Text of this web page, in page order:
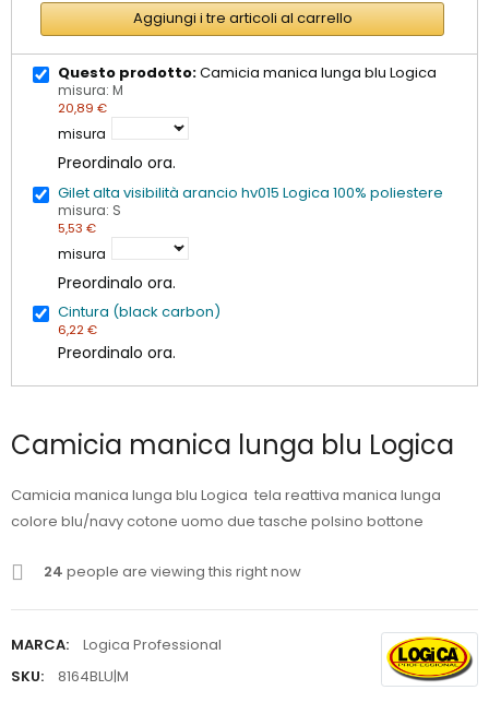
Aggiungi i tre articoli al carrello
Questo prodotto:Camicia manica lunga blu Logica
misura: M
20,89 €
misura
Preordinalo ora.
Gilet alta visibilità arancio hv015 Logica 100% poliestere
misura: S
5,53 €
misura
Preordinalo ora.
Cintura (black carbon)
6,22 €
Preordinalo ora.
Camicia manica lunga blu Logica
Camicia manica lunga blu Logica tela reattiva manica lunga
colore blu/navy cotone uomo due tasche polsino bottone
24 people are viewing this right now
MARCA:
Logica Professional
SKU:
8164BLU|M